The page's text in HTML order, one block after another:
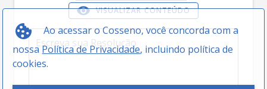
Ao acessar o Cosseno, você concorda com a
nossaPolítica de Privacidade, incluindo política de
cookies.
VISUALIZAR CONTEÚDO